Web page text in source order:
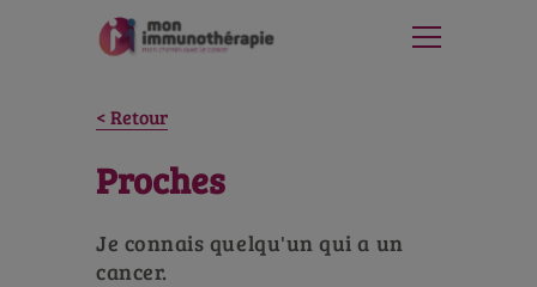
Retour
Proches
Je connais quelqu'un qui a un
cancer.